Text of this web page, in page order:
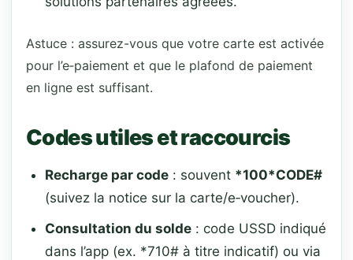
Astuce : assurez-vous que votre carte est activée
pour l’e‑paiement et que le plafond de paiement
en ligne est suffisant.
Codes utiles et raccourcis
Recharge par code : souvent *100*CODE#
(suivez la notice sur la carte/e‑voucher).
Consultation du solde : code USSD indiqué
dans l’app (ex. *710# à titre indicatif) ou via